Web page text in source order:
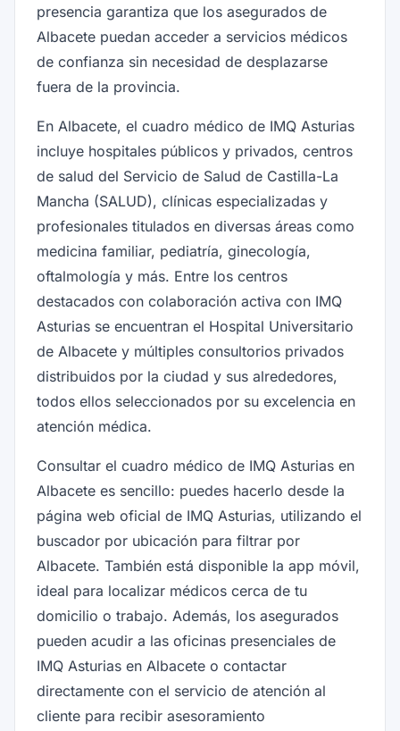
presencia garantiza que los asegurados de
Albacete puedan acceder a servicios médicos
de confianza sin necesidad de desplazarse
fuera de la provincia.
En Albacete, el cuadro médico de IMQ Asturias
incluye hospitales públicos y privados, centros
de salud del Servicio de Salud de Castilla-La
Mancha (SALUD), clínicas especializadas y
profesionales titulados en diversas áreas como
medicina familiar, pediatría, ginecología,
oftalmología y más. Entre los centros
destacados con colaboración activa con IMQ
Asturias se encuentran el Hospital Universitario
de Albacete y múltiples consultorios privados
distribuidos por la ciudad y sus alrededores,
todos ellos seleccionados por su excelencia en
atención médica.
Consultar el cuadro médico de IMQ Asturias en
Albacete es sencillo: puedes hacerlo desde la
página web oficial de IMQ Asturias, utilizando el
buscador por ubicación para filtrar por
Albacete. También está disponible la app móvil,
ideal para localizar médicos cerca de tu
domicilio o trabajo. Además, los asegurados
pueden acudir a las oficinas presenciales de
IMQ Asturias en Albacete o contactar
directamente con el servicio de atención al
cliente para recibir asesoramiento